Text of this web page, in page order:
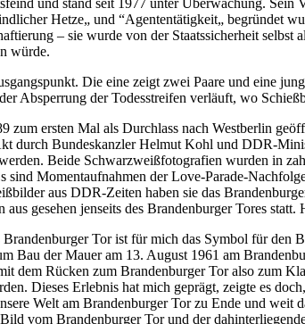
und stand seit 1977 unter Überwachung. Sein
Hetze„ und “Agententätigkeit„ begründet
– sie wurde von der Staatssicherheit selbst
würde.
Die eine zeigt zwei Paare und eine
Absperrung der Todesstreifen verläuft, wo
ersten Mal als Durchlass nach Westberlin
durch Bundeskanzler Helmut Kohl und DDR-
Beide Schwarzweißfotografien wurden in
Momentaufnahmen der Love-Parade-
aus DDR-Zeiten haben sie das
gesehen jenseits des Brandenburger Tores statt.
Tor ist für mich das Symbol für
Bau der Mauer am 13. August 1961 am
dem Rücken zum Brandenburger Tor also zum
Dieses Erlebnis hat mich geprägt, zeigte es
Welt am Brandenburger Tor zu Ende und weit
vom Brandenburger Tor und der